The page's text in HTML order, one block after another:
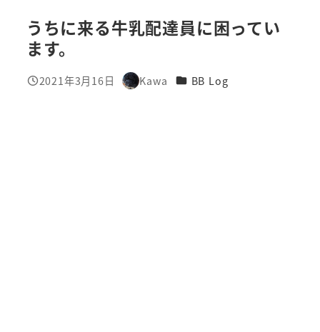
うちに来る牛乳配達員に困ってい
ます。
投稿日
2021年3月16日
著
Kawa カテゴリー
BB Log